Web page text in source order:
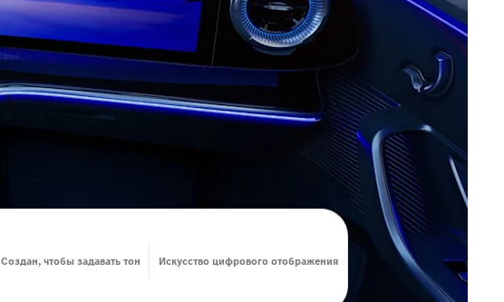
Создан, чтобы задавать тон Искусство цифрового отображения